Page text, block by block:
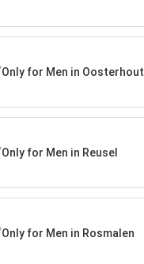
Only for Men in Oosterhout
Only for Men in Reusel
Only for Men in Rosmalen